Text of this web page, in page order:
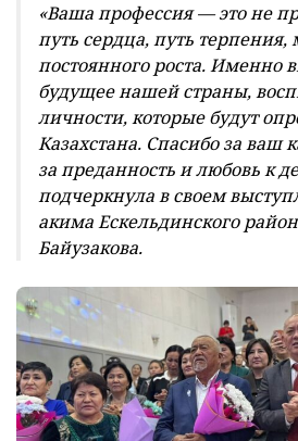
«Ваша профессия — это не
путь сердца, путь терпения,
постоянного роста. Именно
будущее нашей страны,
личности, которые будут
Казахстана. Спасибо за ваш
за преданность и любовь к
подчеркнула в своем
акима Ескельдинского
Байузакова.